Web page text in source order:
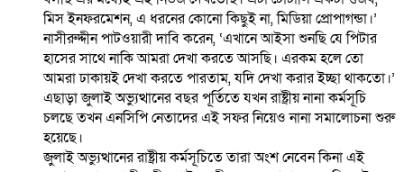
মিস ইনফরমেশন, এ ধরনের কোনো কিছুই না, মিডিয়া প্রোপাগন্ডা।’
নাসীরুদ্দীন পাটওয়ারী দাবি করেন, ‘এখানে আইসা শুনছি যে পিটার
হাসের সাথে নাকি আমরা দেখা করতে আসছি। এরকম হলে তো
আমরা ঢাকায়ই দেখা করতে পারতাম, যদি দেখা করার ইচ্ছা থাকতো।’
এছাড়া জুলাই অভ্যুত্থানের বছর পূর্তিতে যখন রাষ্ট্রীয় নানা কর্মসূচি
চলছে তখন এনসিপি নেতাদের এই সফর নিয়েও নানা সমালোচনা শুরু
হয়েছে।
জুলাই অভ্যুত্থানের রাষ্ট্রীয় কর্মসূচিতে তারা অংশ নেবেন কিনা এই